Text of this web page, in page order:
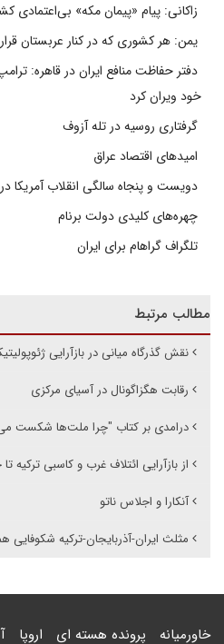
زاکانی: پیام «پیمان مکه» بی‌اعتمادی
یمن: هر کشوری که در کنار عربستان
دفتر حفاظت منافع ایران در قاهره:
خود ویران کرد
گرفتاری روسیه در تله آزوف
امیدهای اقتصاد عراق
دویست و پنجاه سالگی انقلاب آمریکا در
چهره‌های کلیدی دولت برنام
تلگراف گراهام برای ایران
مطالب مرتبط
نقش گذرگاه میانی در بازآرایی
رقابت هگزاگونال در آسیای مرکزی
درامدی بر کتاب "چرا ملت‌ها شکست
از بازآرایی ائتلاف غرب و کاسبی ترکیه
آنکارا و اجلاس ناتو
مثلث ایران-آذربایجان-ترکیه
خاورمیانه پرونده هسته ای اروپا